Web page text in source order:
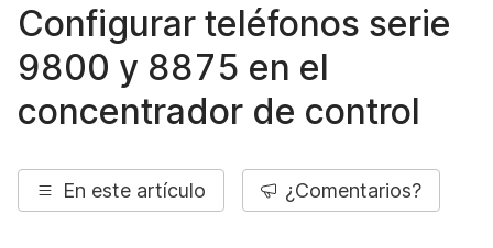
Configurar teléfonos serie
9800 y 8875 en el
concentrador de control
En este artículo ¿Comentarios?